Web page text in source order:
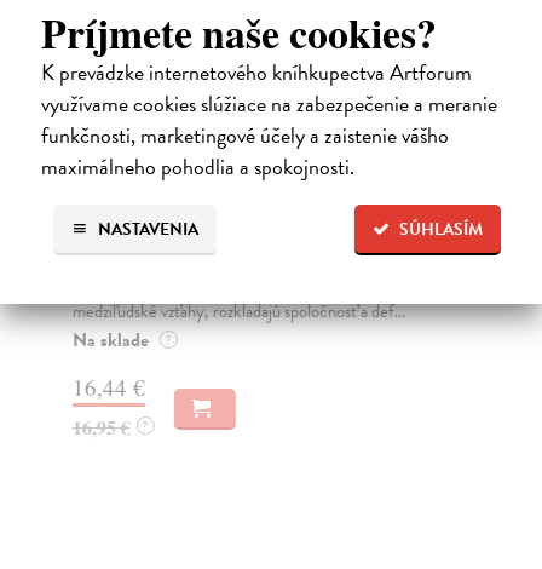
Príjmete naše cookies?
K prevádzke internetového kníhkupectva Artforum
využívame cookies slúžiace na zabezpečenie a meranie
funkčnosti, marketingové účely a zaistenie vášho
maximálneho pohodlia a spokojnosti.
SÚHLASÍM
NASTAVENIA
Sociálne siete musia byť zničené
Marec Samo| Kniha
medziľudské vzťahy, rozkladajú spoločnosť a def...
Na sklade ?
16,44 €
16,95 € ?